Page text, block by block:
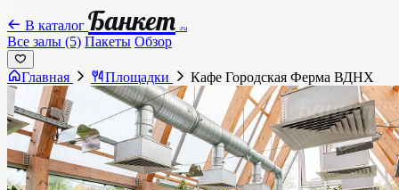
В каталог Банкет .ru
Все залы (5) Пакеты Обзор
Главная Площадки Кафе Городская Ферма ВДНХ